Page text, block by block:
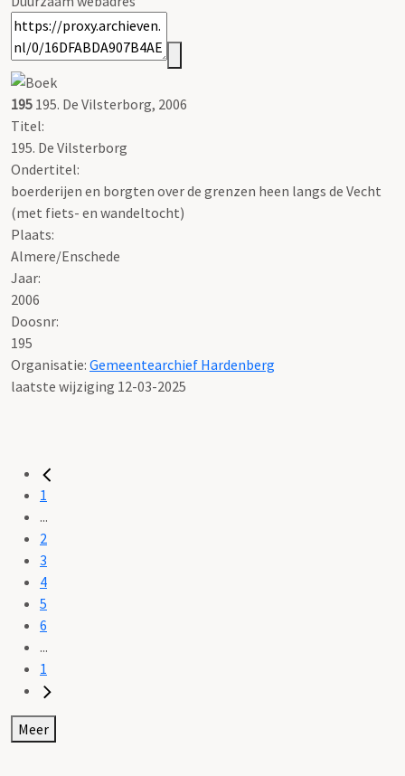
195 195. De Vilsterborg, 2006
Titel:
195. De Vilsterborg
Ondertitel:
boerderijen en borgten over de grenzen heen langs de Vecht
(met fiets- en wandeltocht)
Plaats:
Almere/Enschede
Jaar:
2006
Doosnr:
195
Organisatie: Gemeentearchief Hardenberg
laatste wijziging 12-03-2025
1
...
2
3
4
5
6
...
1
Meer